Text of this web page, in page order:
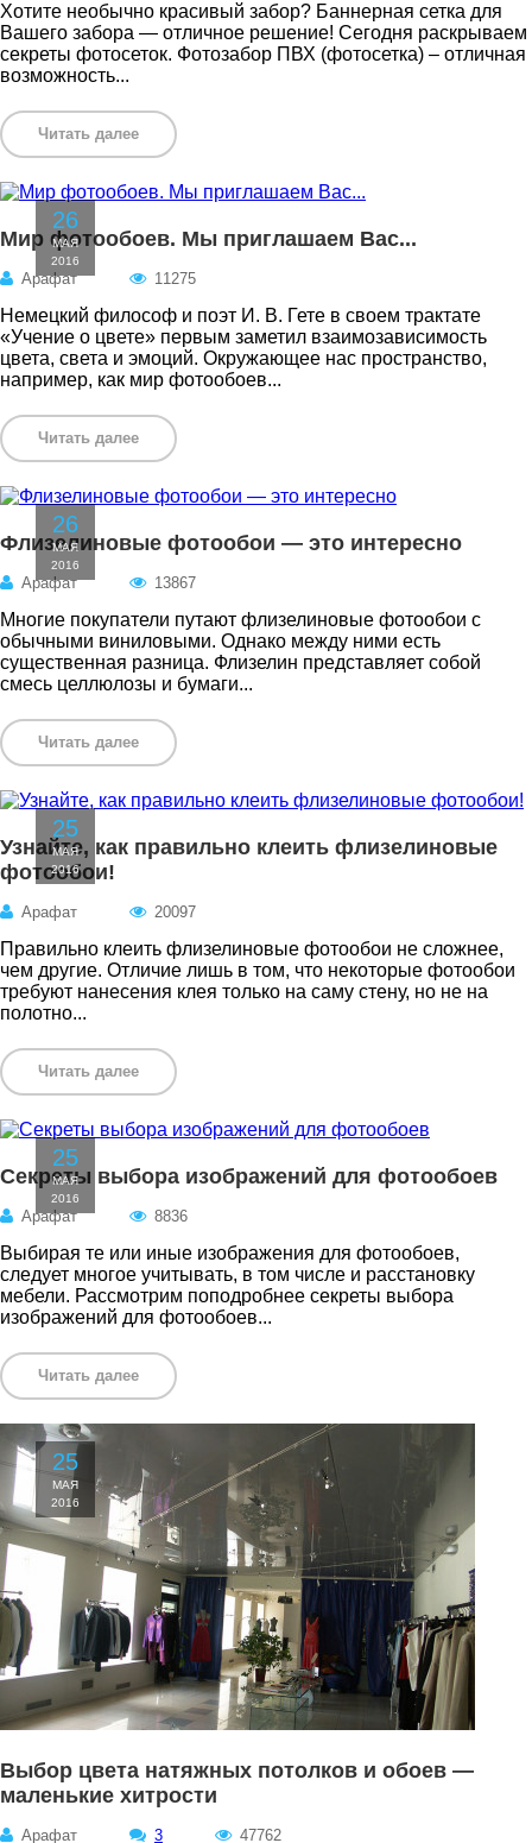
Хотите необычно красивый забор? Баннерная сетка для
Вашего забора — отличное решение! Сегодня раскрываем
секреты фотосеток. Фотозабор ПВХ (фотосетка) – отличная
возможность...
Читать далее
26
МАЯ
2016
Мир фотообоев. Мы приглашаем Вас...
Арафат 11275
Немецкий философ и поэт И. В. Гете в своем трактате
«Учение о цвете» первым заметил взаимозависимость
цвета, света и эмоций. Окружающее нас пространство,
например, как мир фотообоев...
Читать далее
26
МАЯ
2016
Флизелиновые фотообои — это интересно
Арафат 13867
Многие покупатели путают флизелиновые фотообои с
обычными виниловыми. Однако между ними есть
существенная разница. Флизелин представляет собой
смесь целлюлозы и бумаги...
Читать далее
25
МАЯ
2016
Узнайте, как правильно клеить флизелиновые
фотообои!
Арафат 20097
Правильно клеить флизелиновые фотообои не сложнее,
чем другие. Отличие лишь в том, что некоторые фотообои
требуют нанесения клея только на саму стену, но не на
полотно...
Читать далее
25
МАЯ
2016
Секреты выбора изображений для фотообоев
Арафат 8836
Выбирая те или иные изображения для фотообоев,
следует многое учитывать, в том числе и расстановку
мебели. Рассмотрим поподробнее секреты выбора
изображений для фотообоев...
Читать далее
25
МАЯ
2016
Выбор цвета натяжных потолков и обоев —
маленькие хитрости
Арафат 3 47762